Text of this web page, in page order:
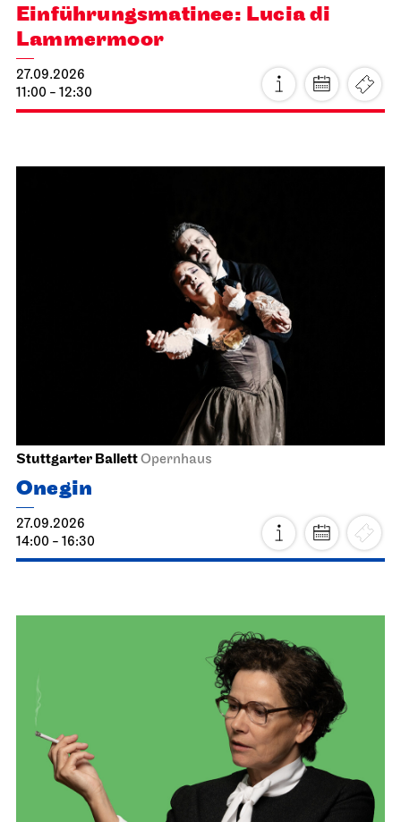
Einführungs­matinee: Lucia di
Lammermoor
27.09.2026
11:00 - 12:30
Stuttgarter BallettOpernhaus
Onegin
27.09.2026
14:00 - 16:30